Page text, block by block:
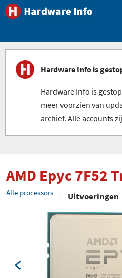
Hardware Info is
Hardware Info is
meer voorzien van
archief. Alle accounts
AMD Epyc 7F52
Alle processors Uitvoeringen